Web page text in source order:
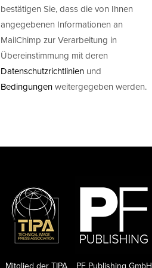
bestätigen Sie, dass die von Ihnen
angegebenen Informationen an
MailChimp zur Verarbeitung in
Übereinstimmung mit deren
Datenschutzrichtlinien und
Bedingungenweitergegeben werden.
PF Publishing GmbH
Mitglied der TIPA